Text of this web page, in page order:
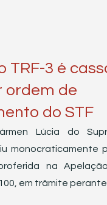
TRF-3 é
ordem de
do STF
Lúcia do
monocraticamente
na
em trâmite perante